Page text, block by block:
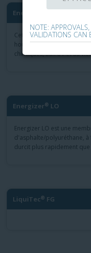
Energizer ®
Cette membrane de
houille offre une
chimiques, aux UV et au
Energizer® LO
Energizer LO est une
d'asphalte/polyuréthane,
durcit plus rapidement
LiquiTec® FG
NOTE:
VALIDATIONS CAN